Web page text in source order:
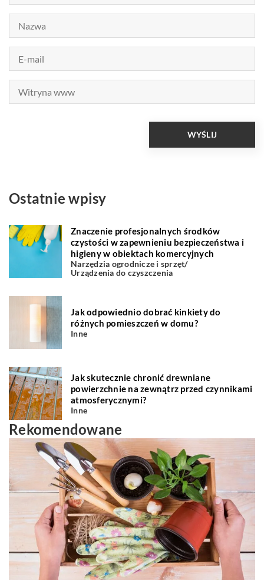
Ostatnie wpisy
Znaczenie profesjonalnych środków
czystości w zapewnieniu bezpieczeństwa i
higieny w obiektach komercyjnych
Narzędzia ogrodnicze i sprzęt/
Urządzenia do czyszczenia
Jak odpowiednio dobrać kinkiety do
różnych pomieszczeń w domu?
Inne
Jak skutecznie chronić drewniane
powierzchnie na zewnątrz przed czynnikami
atmosferycznymi?
Inne
Rekomendowane